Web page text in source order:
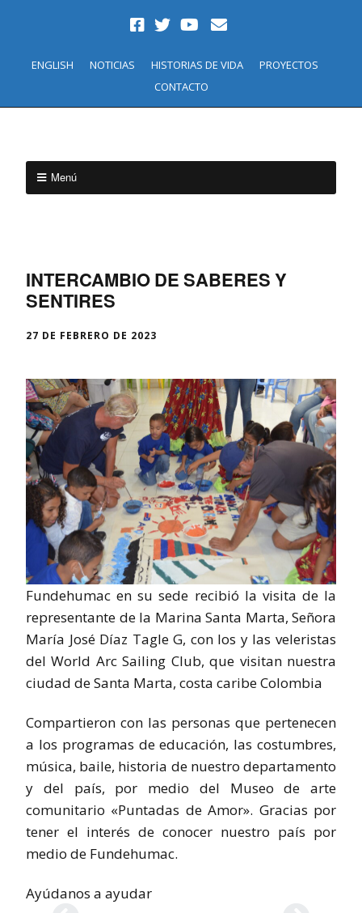
ENGLISH NOTICIAS HISTORIAS DE VIDA
PROYECTOS
CONTACTO
Menú
INTERCAMBIO DE SABERES Y
SENTIRES
27 DE FEBRERO DE 2023
Fundehumac en su sede recibió la visita de la
representante de la Marina Santa Marta, Señora
María José Díaz Tagle G, con los y las veleristas
del World Arc Sailing Club, que visitan nuestra
ciudad de Santa Marta, costa caribe Colombia
Compartieron con las personas que pertenecen
a los programas de educación, las costumbres,
música, baile, historia de nuestro departamento
y del país, por medio del Museo de arte
comunitario «Puntadas de Amor». Gracias por
tener el interés de conocer nuestro país por
medio de Fundehumac.
Ayúdanos a ayudar